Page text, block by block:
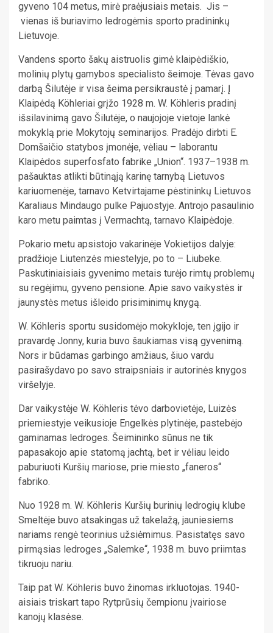
gyveno 104 metus, mirė praėjusiais metais. Jis –
vienas iš buriavimo ledrogėmis sporto pradininkų
Lietuvoje.
Vandens sporto šakų aistruolis gimė klaipėdiškio,
molinių plytų gamybos specialisto šeimoje. Tėvas gavo
darbą Šilutėje ir visa šeima persikraustė į pamarį. Į
Klaipėdą Köhleriai grįžo 1928 m. W. Köhleris pradinį
išsilavinimą gavo Šilutėje, o naujojoje vietoje lankė
mokyklą prie Mokytojų seminarijos. Pradėjo dirbti E.
Domšaičio statybos įmonėje, vėliau – laborantu
Klaipėdos superfosfato fabrike „Union“. 1937–1938 m.
pašauktas atlikti būtinąją karinę tarnybą Lietuvos
kariuomenėje, tarnavo Ketvirtajame pėstininkų Lietuvos
Karaliaus Mindaugo pulke Pajuostyje. Antrojo pasaulinio
karo metu paimtas į Vermachtą, tarnavo Klaipėdoje.
Pokario metu apsistojo vakarinėje Vokietijos dalyje:
pradžioje Liutenzės miestelyje, po to – Liubeke.
Paskutiniaisiais gyvenimo metais turėjo rimtų problemų
su regėjimu, gyveno pensione. Apie savo vaikystės ir
jaunystės metus išleido prisiminimų knygą.
W. Köhleris sportu susidomėjo mokykloje, ten įgijo ir
pravardę Jonny, kuria buvo šaukiamas visą gyvenimą.
Nors ir būdamas garbingo amžiaus, šiuo vardu
pasirašydavo po savo straipsniais ir autorinės knygos
viršelyje.
Dar vaikystėje W. Köhleris tėvo darbovietėje, Luizės
priemiestyje veikusioje Engelkės plytinėje, pastebėjo
gaminamas ledroges. Šeimininko sūnus ne tik
papasakojo apie statomą jachtą, bet ir vėliau leido
paburiuoti Kuršių mariose, prie miesto „faneros“
fabriko.
Nuo 1928 m. W. Köhleris Kuršių burinių ledrogių klube
Smeltėje buvo atsakingas už takelažą, jauniesiems
nariams rengė teorinius užsiėmimus. Pasistatęs savo
pirmąsias ledroges „Salemke“, 1938 m. buvo priimtas
tikruoju nariu.
Taip pat W. Köhleris buvo žinomas irkluotojas. 1940-
aisiais triskart tapo Rytprūsių čempionu įvairiose
kanojų klasėse.